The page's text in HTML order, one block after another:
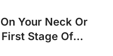
Your Neck Or
Stage Of...